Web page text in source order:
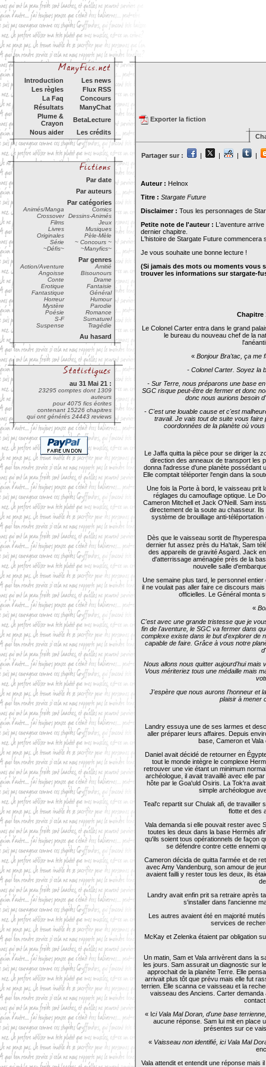
Introduction
Les news
Les règles
Flux RSS
La Faq
Concours
Résultats
ManyChat
Plume &
Crayon
BetaLecture
Nous aider
Les crédits
Par date
Par auteurs
Par catégories
Animés/Manga
Comics
Crossover
Dessins-Animés
Films
Jeux
Livres
Musiques
Originales
Pèle-Mèle
Série
~ Concours ~
~Défis~
~Manyfics~
Par genres
Action/Aventure
Amitié
Angoisse
Bisounours
Conte
Drame
Erotique
Fantaisie
Fantastique
Général
Horreur
Humour
Mystère
Parodie
Poésie
Romance
S-F
Surnaturel
Suspense
Tragédie
Au hasard
au 31 Mai 21 :
23295 comptes dont 1309
auteurs
pour 4075 fics écrites
contenant 15226 chapitres
qui ont générés 24443 reviews
Exporter la fiction
Partager sur : | | | |
Auteur : Helnox
Titre : Stargate Future
Disclaimer : Tous les personnages de
Petite note de l'auteur : L'aventure
dernier chapitre.
L'histoire de Stargate Future commencera
Je vous souhaite une bonne lecture !
(Si jamais des mots ou moments vous
trouver les informations sur stargate-
Chapitre
Le Colonel Carter entra dans le grand
le bureau du nouveau chef de la
« Bonjour Bra'tac, ça me
- Colonel Carter. Soyez la
- Sur Terre, nous préparons une base
SGC risque peut-être de fermer et donc
donc nous aurions besoin
- C'est une louable cause et c'est
travail. Je vais tout de suite vous
coordonnées de la planète où
Le Jaffa quitta la pièce pour se diriger la
direction des anneaux de transport les
donna l'adresse d'une planète possédant
Elle comptait téléporter l'engin dans la
Une fois la Porte à bord, le vaisseau prit
réglages du camouflage optique. Le
Cameron Mitchell et Jack O'Neill. Sam
directement de la soute au chasseur.
système de brouillage anti-
Dès que le vaisseau sortit de
dernier fut assez près du Ha'tak, Sam
des appareils de gravité Asgard. Jack
d'atterrissage aménagée près de la
nouvelle salle
Une semaine plus tard, le personnel
il ne voulait pas aller faire ce discours
officielles. Le Général monta
«
C'est avec une grande tristesse que je
fin de l'aventure, le SGC va fermer dans
complexe existe dans le but d'explorer de
capable de faire. Grâce à vous notre
Nous allons nous quitter aujourd'hui mais
Vous mériteriez tous une médaille mais
J'espère que nous aurons l'honneur et
plaisir à mener
Landry essuya une de ses larmes et
aller préparer leurs affaires. Depuis
base, Cameron et
Daniel avait décidé de retourner en
tout le monde intègre le complexe
retrouver une vie étant un minimum
archéologue, il avait travaillé avec elle
hôte par le Goa'uld Osiris. La Tok'ra
simple archéologue
Teal'c repartit sur Chulak afi, de travailler
flotte et des
Vala demanda si elle pouvait rester avec
toutes les deux dans la base Hermès
qu'ils soient tous opérationnels de façon
se défendre contre cette ennemi
Cameron décida de quitta l'armée et de
avec Amy Vandenburg, son amour de
avaient failli y rester tous les deux, ils
Landry avait enfin prit sa retraire après
s'installer dans l'ancienne
Les autres avaient été en majorité
services de
McKay et Zelenka étaient par obligation
Un matin, Sam et Vala arrivèrent dans la
les jours. Sam assurait un diagnostic sur
approchait de la planète Terre. Elle
arrivait plus tôt que prévu mais elle fut
terrien. Elle scanna ce vaisseau et la
vaisseau des Anciens. Carter
« Ici Vala Mal Doran, d'une base
aucune réponse. Sam lui mit en place
présentes sur ce
« Vaisseau non identifié, ici Vala Mal
Vala attendit et entendit une réponse mais